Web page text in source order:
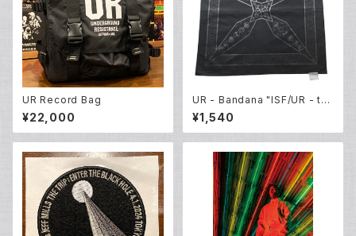
UR Record Bag
¥22,000
UR - Bandana "ISF/UR - th
e four elements"
¥1,540